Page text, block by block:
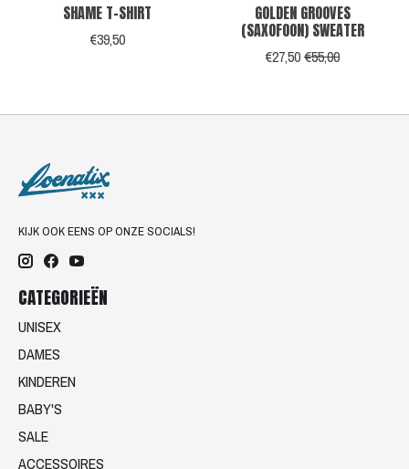
SHAME T-SHIRT
€39,50
GOLDEN GROOVES
(SAXOFOON) SWEATER
€27,50€55,00
KIJK OOK EENS OP ONZE SOCIALS!
CATEGORIEËN
UNISEX
DAMES
KINDEREN
BABY'S
SALE
ACCESSOIRES